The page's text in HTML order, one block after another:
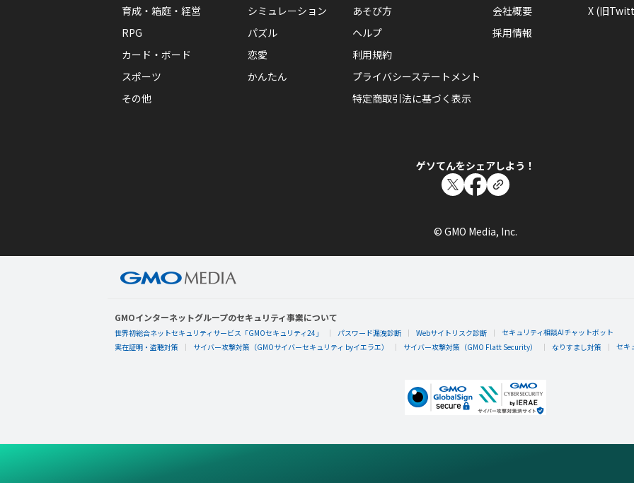
育成・箱庭・経営
シミュレーション
RPG
パズル
カード・ボード
恋愛
スポーツ
かんたん
その他
あそび方
ヘルプ
利用規約
プライバシーステートメント
特定商取引法に基づく表示
会社概要
採用情報
X (旧
ゲソてんをシェアしよう！
© GMO Media, Inc.
GMOインターネットグループのセキュリティ事業について
世界初総合ネットセキュリティサービス「GMOセキュリティ24」 パスワード漏洩診断 Webサイトリスク診断
セキュリティ相談AIチャットボット
実在証明・盗聴対策
サイバー攻撃対策（GMOサイバーセキュリティ byイエラエ） サイバー攻撃対策（GMO Flatt Security） なりすまし対策 セキ